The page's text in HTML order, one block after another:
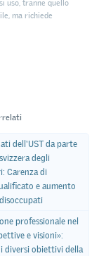
uso, tranne quello
ma richiede
dell'UST da parte
degli
Carenza di
e aumento
professionale nel
e visioni»:
obiettivi della